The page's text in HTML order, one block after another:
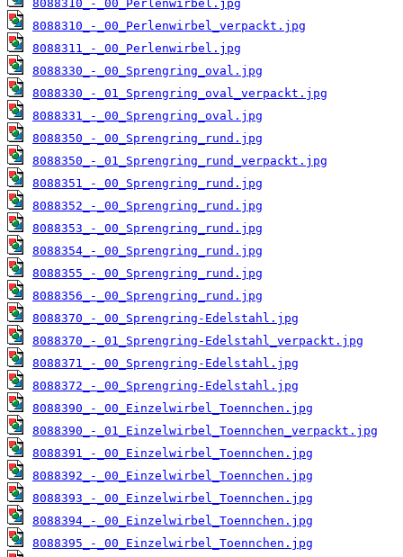
8088310_-_00_Perlenwirbel.jpg
8088310_-_00_Perlenwirbel_verpackt.jpg
8088311_-_00_Perlenwirbel.jpg
8088330_-_00_Sprengring_oval.jpg
8088330_-_01_Sprengring_oval_verpackt.jpg
8088331_-_00_Sprengring_oval.jpg
8088350_-_00_Sprengring_rund.jpg
8088350_-_01_Sprengring_rund_verpackt.jpg
8088351_-_00_Sprengring_rund.jpg
8088352_-_00_Sprengring_rund.jpg
8088353_-_00_Sprengring_rund.jpg
8088354_-_00_Sprengring_rund.jpg
8088355_-_00_Sprengring_rund.jpg
8088356_-_00_Sprengring_rund.jpg
8088370_-_00_Sprengring-Edelstahl.jpg
8088370_-_01_Sprengring-Edelstahl_verpackt.jpg
8088371_-_00_Sprengring-Edelstahl.jpg
8088372_-_00_Sprengring-Edelstahl.jpg
8088390_-_00_Einzelwirbel_Toennchen.jpg
8088390_-_01_Einzelwirbel_Toennchen_verpackt.jpg
8088391_-_00_Einzelwirbel_Toennchen.jpg
8088392_-_00_Einzelwirbel_Toennchen.jpg
8088393_-_00_Einzelwirbel_Toennchen.jpg
8088394_-_00_Einzelwirbel_Toennchen.jpg
8088395_-_00_Einzelwirbel_Toennchen.jpg